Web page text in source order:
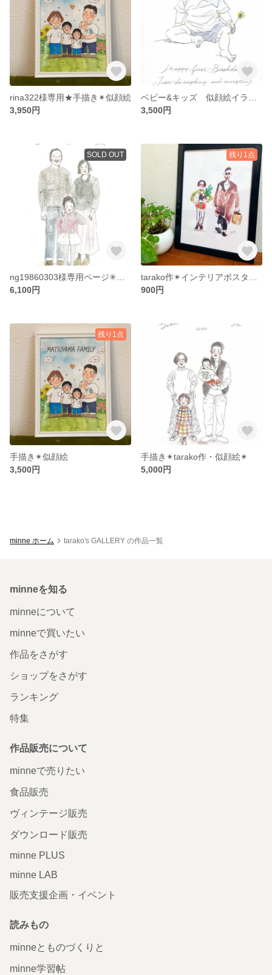
rina322様専用★手描き✴︎似顔絵
3,950円
3,500円
SOLD OUT
6,100円
残り1点
900円
残り1点
手描き✴︎似顔絵
3,500円
手描き✴︎tarako作・似顔絵✴︎
5,000円
minne ホーム tarako's GALLERY の作品一覧
minneを知る
minneについて
minneで買いたい
作品をさがす
ショップをさがす
ランキング
特集
作品販売について
minneで売りたい
食品販売
ヴィンテージ販売
ダウンロード販売
minne PLUS
minne LAB
販売支援企画・イベント
読みもの
minneとものづくりと
minne学習帖